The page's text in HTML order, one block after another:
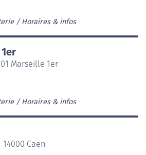
Horaires & infos
Marseille 1er
Horaires & infos
14000 Caen